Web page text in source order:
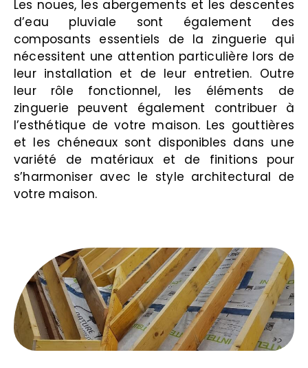
Les noues, les abergements et les descentes
d’eau pluviale sont également des
composants essentiels de la zinguerie qui
nécessitent une attention particulière lors de
leur installation et de leur entretien. Outre
leur rôle fonctionnel, les éléments de
zinguerie peuvent également contribuer à
l’esthétique de votre maison. Les gouttières
et les chéneaux sont disponibles dans une
variété de matériaux et de finitions pour
s’harmoniser avec le style architectural de
votre maison.